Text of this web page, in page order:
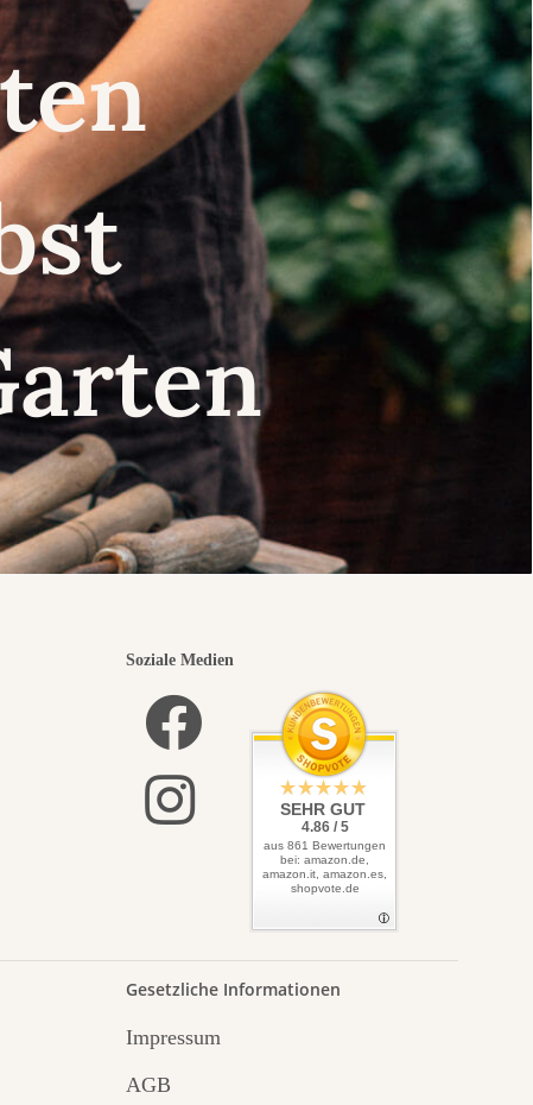
Soziale Medien
SEHR GUT
4.86 / 5
aus 861 Bewertungen
bei: amazon.de,
amazon.it, amazon.es,
shopvote.de
Gesetzliche Informationen
Impressum
AGB